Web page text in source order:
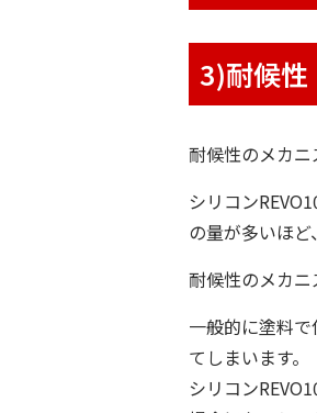
3)耐候
耐候性のメカニ
シリコン
の量が多いほ
耐候性のメカニ
一般的に塗料
てしまいます。
シリコン